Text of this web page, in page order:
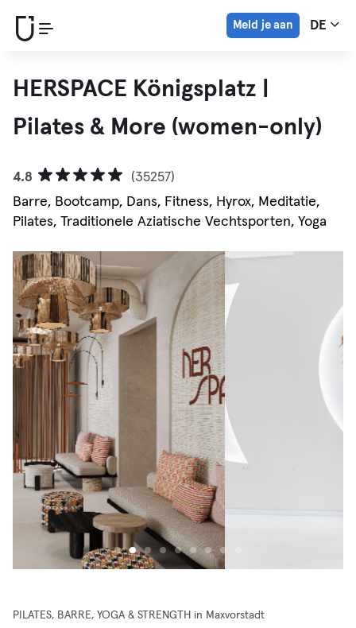
Meld je aan DE
HERSPACE Königsplatz |
Pilates & More (women-only)
4.8
(35257)
Barre, Bootcamp, Dans, Fitness, Hyrox, Meditatie,
Pilates, Traditionele Aziatische Vechtsporten, Yoga
PILATES, BARRE, YOGA & STRENGTH in Maxvorstadt